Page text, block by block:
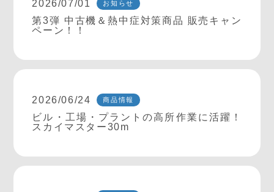
2026/07/01 お知らせ
第3弾 中古機＆熱中症対策商品 販売キャン
ペーン！！
2026/06/24 商品情報
ビル・工場・プラントの高所作業に活躍！
スカイマスター30m